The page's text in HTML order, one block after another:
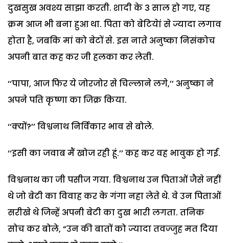
दुखसुख अवश्य साझा करती. शादी के 3 साल हो गए, यह
क्रम आज भी बना हुआ था. पिता को बेटियेां से ज्यादा लगाव
होता है, जबकि मां को बेटों से. इस नाते अनुष्का निसंकोच
अपनी बात कह कर जी हलका कर लेती.
‘‘पापा, आज फिर ये जोरजोर से चिल्लाने लगे,’’ अनुष्का ने
अपने पति कृष्णा का जिक्र किया.
‘‘क्यों?’’ विश्वनाथ निर्विकार भाव से बोले.
‘‘इसी का जवाब मैं खोज रही हूं.’’ कह कर वह भावुक हो गई.
विश्वनाथ का जी पसीज गया. विश्वनाथ उन पिताओं जैसे नहीं
थे जो बेटी का विवाह कर के गंगा नहा लेते थे. वे उन पिताओं
सरीखे थे जिन्हें अपनी बेटी का दुख भारी लगता. तनिक
सोच कर बोले, “उन की बातों को ज्यादा तवज्जुह मत दिया